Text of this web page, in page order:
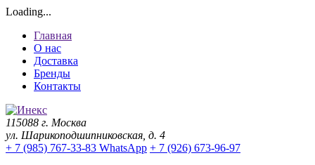
Loading...
Главная
О нас
Доставка
Бренды
Контакты
115088 г. Москва
ул. Шарикоподшипниковская, д. 4
+ 7 (985) 767-33-83 WhatsApp + 7 (926) 673-96-97